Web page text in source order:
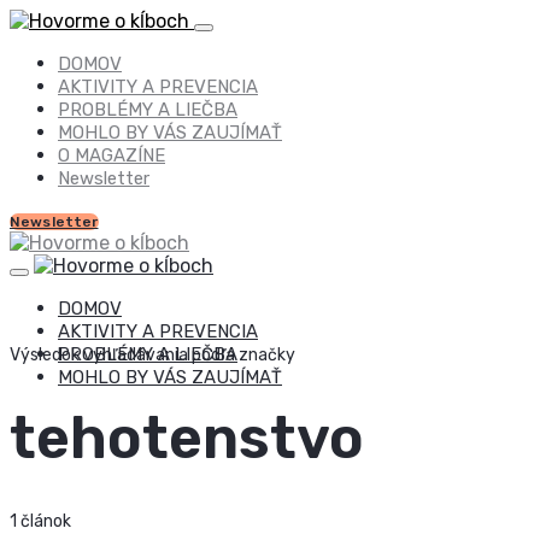
DOMOV
AKTIVITY A PREVENCIA
PROBLÉMY A LIEČBA
MOHLO BY VÁS ZAUJÍMAŤ
O MAGAZÍNE
Newsletter
Newsletter
DOMOV
AKTIVITY A PREVENCIA
PROBLÉMY A LIEČBA
MOHLO BY VÁS ZAUJÍMAŤ
Výsledok vyhľadávania podľa značky
tehotenstvo
1 článok